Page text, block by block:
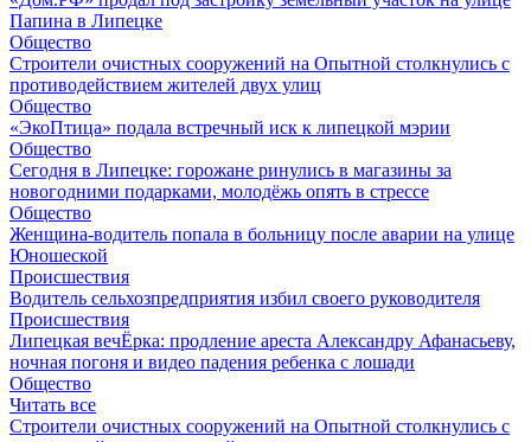
Папина в Липецке
Общество
Строители очистных сооружений на Опытной столкнулись с
противодействием жителей двух улиц
Общество
«ЭкоПтица» подала встречный иск к липецкой мэрии
Общество
Сегодня в Липецке: горожане ринулись в магазины за
новогодними подарками, молодёжь опять в стрессе
Общество
Женщина-водитель попала в больницу после аварии на улице
Юношеской
Происшествия
Водитель сельхозпредприятия избил своего руководителя
Происшествия
Липецкая вечЁрка: продление ареста Александру Афанасьеву,
ночная погоня и видео падения ребенка с лошади
Общество
Читать все
Строители очистных сооружений на Опытной столкнулись с